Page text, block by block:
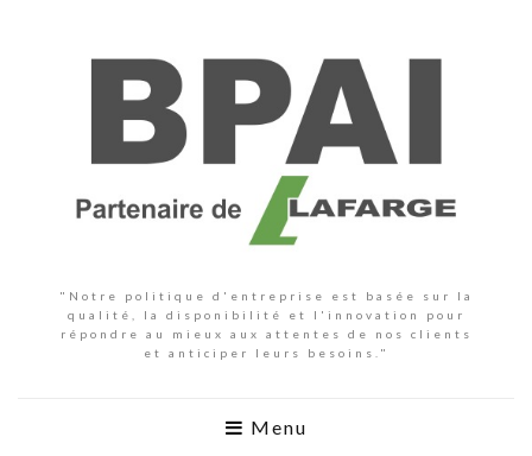
"Notre politique d'entreprise est basée sur la
qualité, la disponibilité et l'innovation pour
répondre au mieux aux attentes de nos clients
et anticiper leurs besoins."
Menu